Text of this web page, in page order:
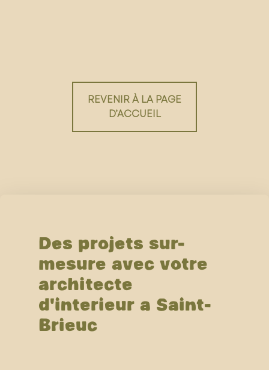
REVENIR À LA PAGE
D’ACCUEIL
Des projets sur-
mesure avec votre
architecte
d'intérieur à Saint-
Brieuc